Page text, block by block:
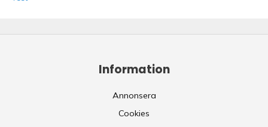
Information
Annonsera
Cookies